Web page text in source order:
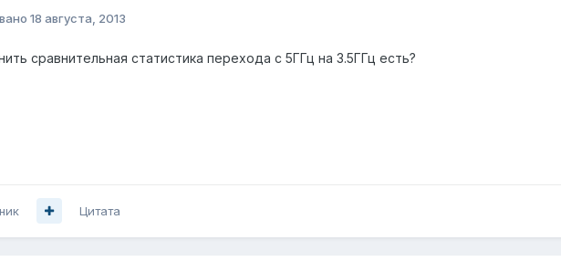
18 августа, 2013
сравнительная статистика перехода с 5ГГц на 3.5ГГц есть?
Цитата